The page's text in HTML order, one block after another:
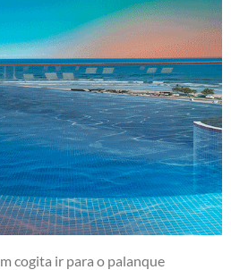
cogita ir para o palanque